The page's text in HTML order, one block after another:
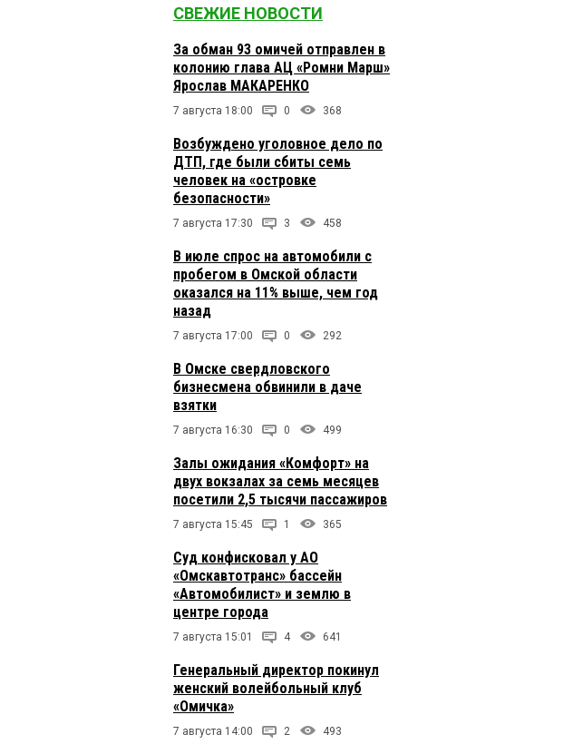
СВЕЖИЕ НОВОСТИ
За обман 93 омичей отправлен в
колонию глава АЦ «Ромни Марш»
Ярослав МАКАРЕНКО
7 августа 18:00 0 368
Возбуждено уголовное дело по
ДТП, где были сбиты семь
человек на «островке
безопасности»
7 августа 17:30 3 458
В июле спрос на автомобили с
пробегом в Омской области
оказался на 11% выше, чем год
назад
7 августа 17:00 0 292
В Омске свердловского
бизнесмена обвинили в даче
взятки
7 августа 16:30 0 499
Залы ожидания «Комфорт» на
двух вокзалах за семь месяцев
посетили 2,5 тысячи пассажиров
7 августа 15:45 1 365
Суд конфисковал у АО
«Омскавтотранс» бассейн
«Автомобилист» и землю в
центре города
7 августа 15:01 4 641
Генеральный директор покинул
женский волейбольный клуб
«Омичка»
7 августа 14:00 2 493